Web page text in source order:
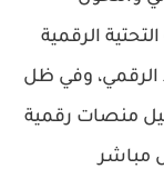
الرقمية
الرقمي، وفي ظل
منصات رقمية
مباشر